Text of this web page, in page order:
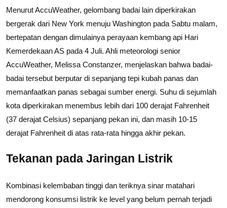
Menurut AccuWeather, gelombang badai lain diperkirakan
bergerak dari New York menuju Washington pada Sabtu malam,
bertepatan dengan dimulainya perayaan kembang api Hari
Kemerdekaan AS pada 4 Juli. Ahli meteorologi senior
AccuWeather, Melissa Constanzer, menjelaskan bahwa badai-
badai tersebut berputar di sepanjang tepi kubah panas dan
memanfaatkan panas sebagai sumber energi. Suhu di sejumlah
kota diperkirakan menembus lebih dari 100 derajat Fahrenheit
(37 derajat Celsius) sepanjang pekan ini, dan masih 10-15
derajat Fahrenheit di atas rata-rata hingga akhir pekan.
Tekanan pada Jaringan Listrik
Kombinasi kelembaban tinggi dan teriknya sinar matahari
mendorong konsumsi listrik ke level yang belum pernah terjadi